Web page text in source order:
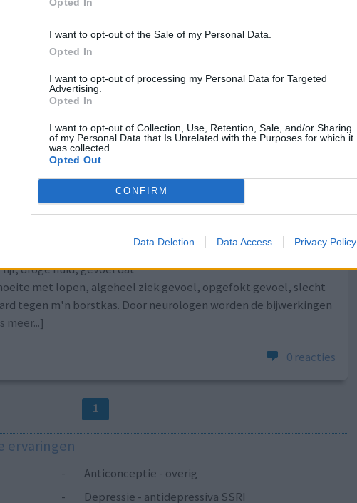
I want to opt-out of the Sale of my Personal Data.
Opted In
I want to opt-out of processing my Personal Data for Targeted
Advertising.
Opted In
I want to opt-out of Collection, Use, Retention, Sale, and/or Sharing
of my Personal Data that Is Unrelated with the Purposes for which it
was collected.
Opted Out
CONFIRM
Data Deletion Data Access Privacy Policy
slapen .
1 Reactie
Effectiviteit
5 dagen 1000 mg Veel
misselijk, erge
droge huid, gevoel dat
met lopen, algeheel ziek gevoel, opgefokt gevoel, slecht
tegen m'n borstkas. Door neurologen worden de bijwerkingen
meer...]
0 reacties
1
ervaringen
-
Anticonceptie - overig
-
Depressie - antidepressiva SSRI